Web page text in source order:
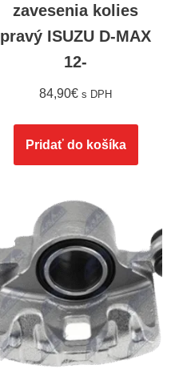
zavesenia kolies
pravý ISUZU D-MAX
12-
84,90€ s DPH
Pridať do košíka